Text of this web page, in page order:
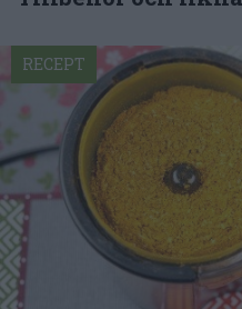
RECEPT